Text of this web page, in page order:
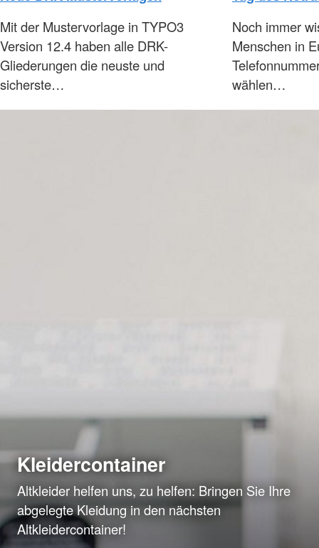
Mit der Mustervorlage in TYPO3
Version 12.4 haben alle DRK-
Gliederungen die neuste und
sicherste…
Noch immer
Menschen in
wählen…
Kleidercontainer
Altkleider helfen uns, zu helfen: Bringen Sie Ihre
abgelegte Kleidung in den nächsten
Altkleidercontainer!